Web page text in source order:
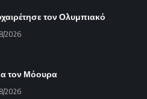
τον Ολυμπιακό
2026
τον Μόουρα
2026